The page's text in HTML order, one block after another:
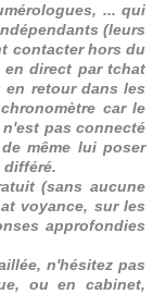
... qui
(leurs
contacter hors du
en direct par tchat
en retour dans les
car le
pas connecté
même lui poser
(sans aucune
voyance, sur les
approfondies
n'hésitez pas
ou en cabinet,